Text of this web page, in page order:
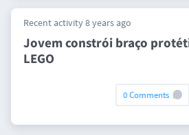
Recent activity 8 years ago
Jovem constrói braço
LEGO
0 Comments